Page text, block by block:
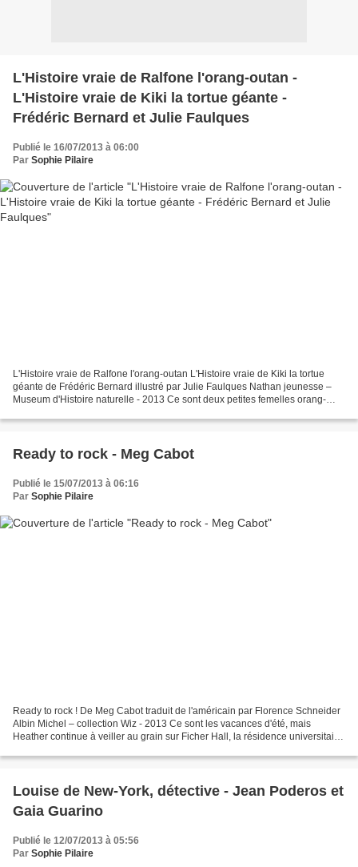
L'Histoire vraie de Ralfone l'orang-outan -
L'Histoire vraie de Kiki la tortue géante -
Frédéric Bernard et Julie Faulques
Publié le 16/07/2013 à 06:00
Par Sophie Pilaire
L'Histoire vraie de Ralfone l'orang-outan L'Histoire vraie de Kiki la tortue
géante de Frédéric Bernard illustré par Julie Faulques Nathan jeunesse –
Museum d'Histoire naturelle - 2013 Ce sont deux petites femelles orang-
Ready to rock - Meg Cabot
Publié le 15/07/2013 à 06:16
Par Sophie Pilaire
Ready to rock ! De Meg Cabot traduit de l'américain par Florence Schneider
Albin Michel – collection Wiz - 2013 Ce sont les vacances d'été, mais
Heather continue à veiller au grain sur Ficher Hall, la résidence universitaire
Louise de New-York, détective - Jean Poderos et
Gaia Guarino
Publié le 12/07/2013 à 05:56
Par Sophie Pilaire